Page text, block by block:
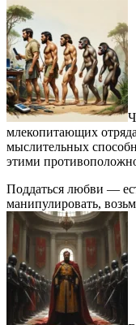
млекопитающих
мыслительных
этими
Поддаться любви —
манипулировать,